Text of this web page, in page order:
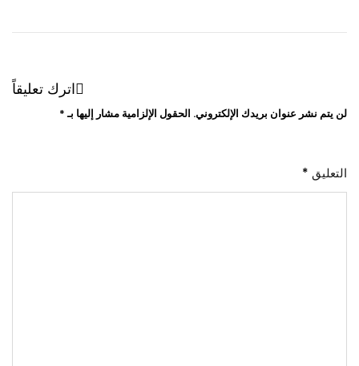
اترك تعليقاً
لن يتم نشر عنوان بريدك الإلكتروني. الحقول الإلزامية مشار إليها بـ*
التعليق *